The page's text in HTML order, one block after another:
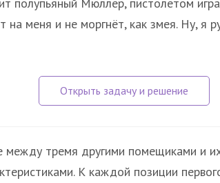
на меня и не моргнёт, как змея. Ну, я
между тремя другими помещиками и
К каждой позиции